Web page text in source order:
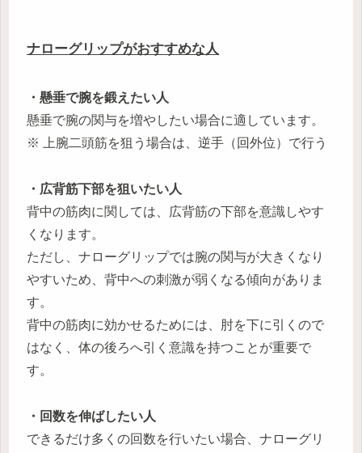
ナローグリップがおすすめな人
・懸垂で腕を鍛えたい人
懸垂で腕の関与を増やしたい場合に適しています。
※ 上腕二頭筋を狙う場合は、逆手（回外位）で行う
・広背筋下部を狙いたい人
背中の筋肉に関しては、広背筋の下部を意識しやす
くなります。
ただし、ナローグリップでは腕の関与が大きくなり
やすいため、背中への刺激が弱くなる傾向がありま
す。
背中の筋肉に効かせるためには、肘を下に引くので
はなく、体の後ろへ引く意識を持つことが重要で
す。
・回数を伸ばしたい人
できるだけ多くの回数を行いたい場合、ナローグリ